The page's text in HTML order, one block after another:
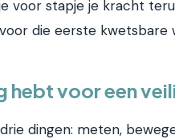
voor stapje je kracht
die eerste kwetsbare
hebt voor een
dingen: meten,